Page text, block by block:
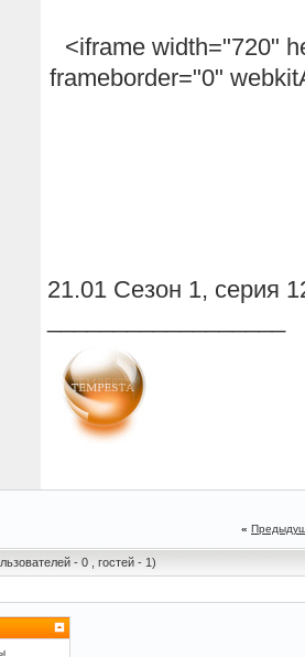
<iframe width="720"
frameborder="0"
21.01 Сезон 1, серия
«
- 0 , гостей - 1)